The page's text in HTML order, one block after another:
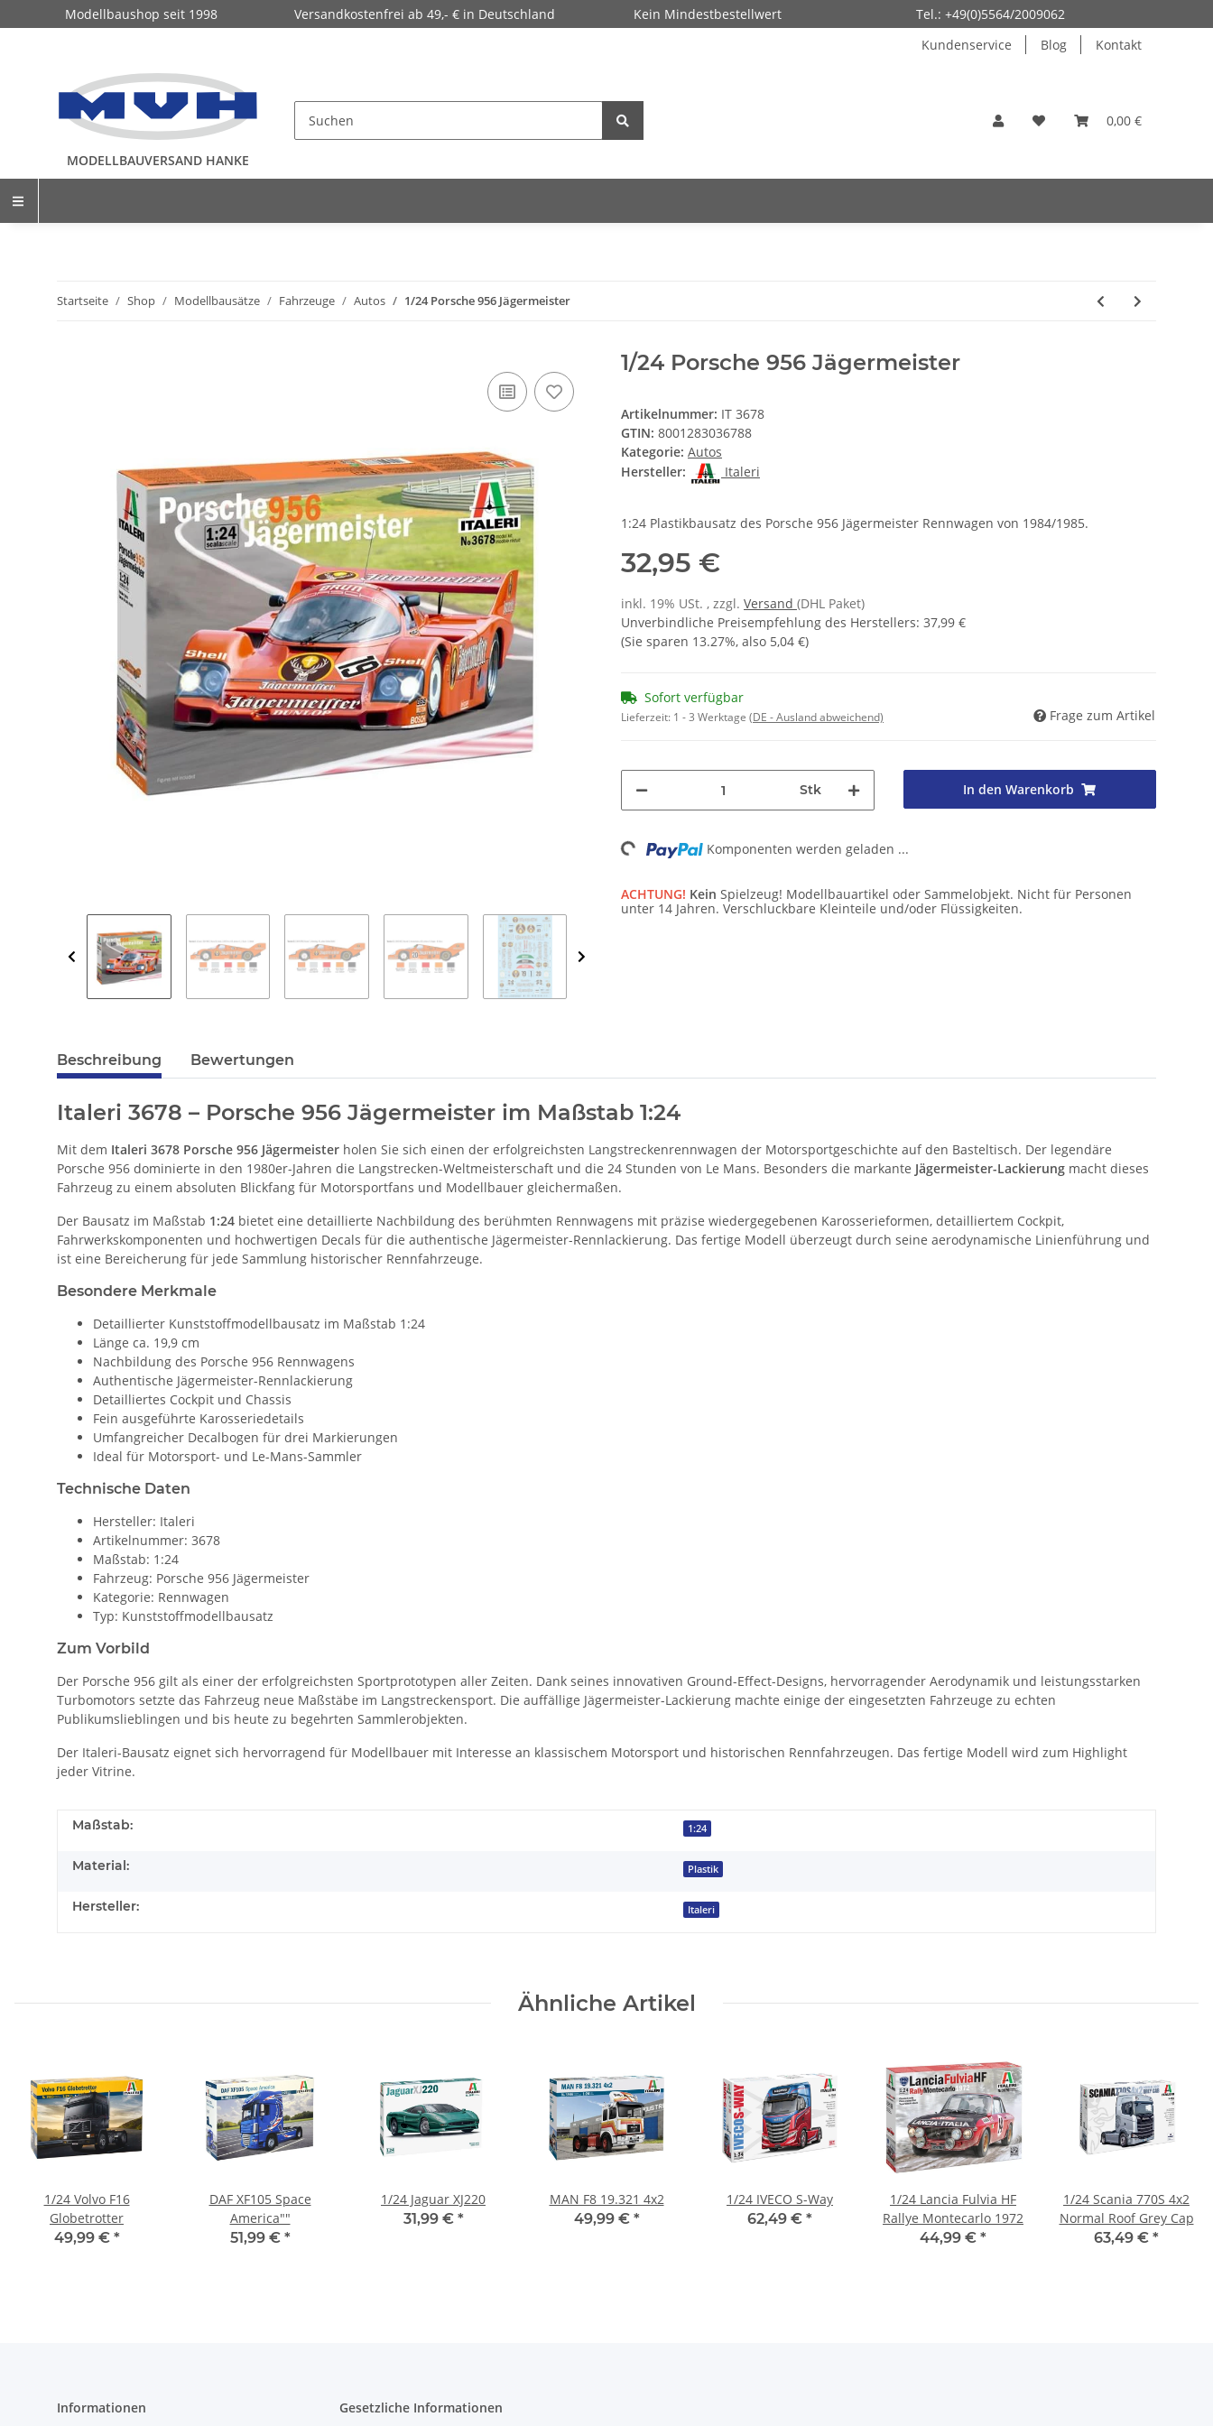
Modellbaushop seit 1998 Versandkostenfrei ab 49,- € in Deutschland Kein Mindestbestellwert
Tel.: +49(0)5564/2009062
Kundenservice
Blog Kontakt
MODELLBAUVERSAND HANKE
0,00 €
Startseite Shop Modellbausätze Fahrzeuge Autos 1/24 Porsche 956 Jägermeister
1/24 Porsche 956 Jägermeister
Artikelnummer: IT 3678
GTIN: 8001283036788
Kategorie: Autos
Hersteller:
Italeri
1:24 Plastikbausatz des Porsche 956 Jägermeister Rennwagen von 1984/1985.
32,95 €
inkl. 19% USt. , zzgl. Versand (DHL Paket)
Unverbindliche Preisempfehlung des Herstellers: 37,99 €
(Sie sparen 13.27%, also 5,04 €)
Sofort verfügbar
Lieferzeit: 1 - 3 Werktage (DE - Ausland abweichend) Frage zum Artikel
Stk In den Warenkorb
Loading... Komponenten werden geladen ...
ACHTUNG! Kein Spielzeug! Modellbauartikel oder Sammelobjekt. Nicht für Personen
unter 14 Jahren. Verschluckbare Kleinteile und/oder Flüssigkeiten.
Beschreibung Bewertungen
Italeri 3678 – Porsche 956 Jägermeister im Maßstab 1:24
Mit dem Italeri 3678 Porsche 956 Jägermeister holen Sie sich einen der erfolgreichsten Langstreckenrennwagen der Motorsportgeschichte auf den Basteltisch. Der legendäre
Porsche 956 dominierte in den 1980er-Jahren die Langstrecken-Weltmeisterschaft und die 24 Stunden von Le Mans. Besonders die markante Jägermeister-Lackierung macht dieses
Fahrzeug zu einem absoluten Blickfang für Motorsportfans und Modellbauer gleichermaßen.
Der Bausatz im Maßstab 1:24 bietet eine detaillierte Nachbildung des berühmten Rennwagens mit präzise wiedergegebenen Karosserieformen, detailliertem Cockpit,
Fahrwerkskomponenten und hochwertigen Decals für die authentische Jägermeister-Rennlackierung. Das fertige Modell überzeugt durch seine aerodynamische Linienführung und
ist eine Bereicherung für jede Sammlung historischer Rennfahrzeuge.
Besondere Merkmale
Detaillierter Kunststoffmodellbausatz im Maßstab 1:24
Länge ca. 19,9 cm
Nachbildung des Porsche 956 Rennwagens
Authentische Jägermeister-Rennlackierung
Detailliertes Cockpit und Chassis
Fein ausgeführte Karosseriedetails
Umfangreicher Decalbogen für drei Markierungen
Ideal für Motorsport- und Le-Mans-Sammler
Technische Daten
Hersteller: Italeri
Artikelnummer: 3678
Maßstab: 1:24
Fahrzeug: Porsche 956 Jägermeister
Kategorie: Rennwagen
Typ: Kunststoffmodellbausatz
Zum Vorbild
Der Porsche 956 gilt als einer der erfolgreichsten Sportprototypen aller Zeiten. Dank seines innovativen Ground-Effect-Designs, hervorragender Aerodynamik und leistungsstarken
Turbomotors setzte das Fahrzeug neue Maßstäbe im Langstreckensport. Die auffällige Jägermeister-Lackierung machte einige der eingesetzten Fahrzeuge zu echten
Publikumslieblingen und bis heute zu begehrten Sammlerobjekten.
Der Italeri-Bausatz eignet sich hervorragend für Modellbauer mit Interesse an klassischem Motorsport und historischen Rennfahrzeugen. Das fertige Modell wird zum Highlight
jeder Vitrine.
Maßstab: 1:24
Material: Plastik
Hersteller: Italeri
Ähnliche Artikel
1/24 Volvo F16
Globetrotter
49,99 € *
DAF XF105 Space
America""
51,99 € *
1/24 Jaguar XJ220
31,99 € *
MAN F8 19.321 4x2
49,99 € *
1/24 IVECO S-Way
62,49 € *
1/24 Lancia Fulvia HF
Rallye Montecarlo 1972
44,99 € *
1/24 Scania 770S 4x2
Normal Roof Grey Cap
63,49 € *
Informationen Gesetzliche Informationen